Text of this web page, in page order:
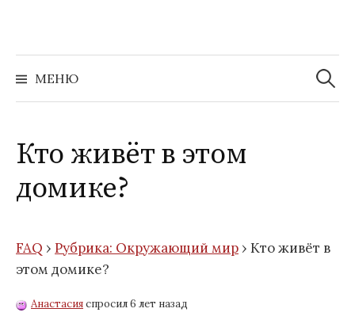
содержимому
МЕНЮ
Найти:
Кто живёт в этом
домике?
FAQ › Рубрика: Окружающий мир › Кто живёт в
этом домике?
Анастасияспросил 6 лет назад